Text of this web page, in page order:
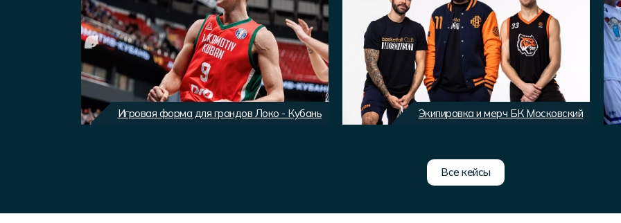
Игровая форма для грандов Локо - Кубань
Экипировка и мерч БК Московский
Все кейсы